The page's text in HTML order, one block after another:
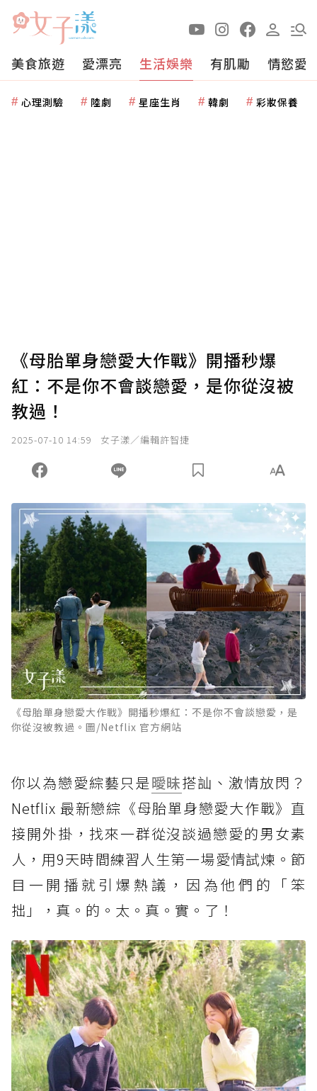
美食旅遊 愛漂亮 生活娛樂 有肌勵 情慾愛
心理測驗 陸劇 星座生肖 韓劇 彩妝保養
《母胎單身戀愛大作戰》開播秒爆
紅：不是你不會談戀愛，是你從沒被
教過！
2025-07-10 14:59 女子漾／編輯許智捷
《母胎單身戀愛大作戰》開播秒爆紅：不是你不會談戀愛，是
你從沒被教過。圖/Netflix 官方網站
你以為戀愛綜藝只是曖昧搭訕、激情放閃？
Netflix 最新戀綜《母胎單身戀愛大作戰》直
接開外掛，找來一群從沒談過戀愛的男女素
人，用9天時間練習人生第一場愛情試煉。節
目一開播就引爆熱議，因為他們的「笨
拙」，真。的。太。真。實。了！